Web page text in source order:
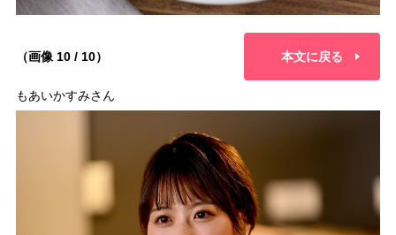
（画像 10 / 10） 本文に戻る
もあいかすみさん